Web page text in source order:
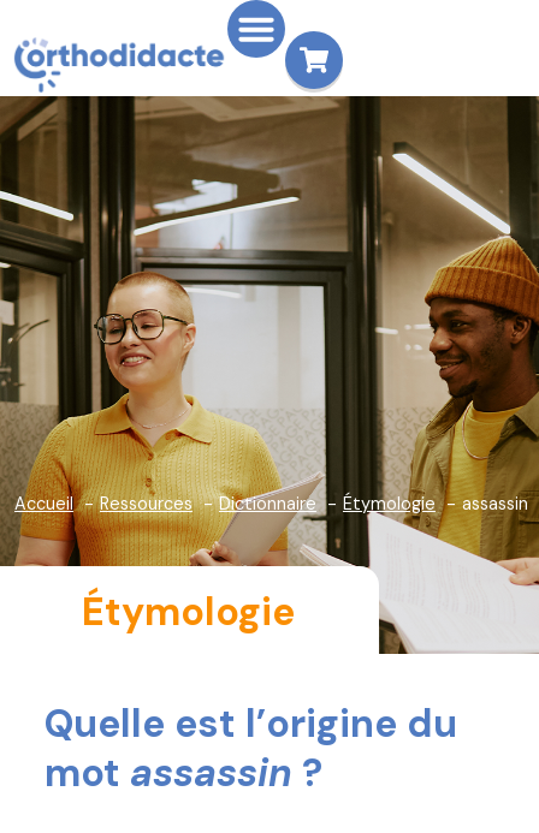
Accueil Ressources Dictionnaire Étymologie assassin
Étymologie
Quelle est l’origine du
mot assassin ?